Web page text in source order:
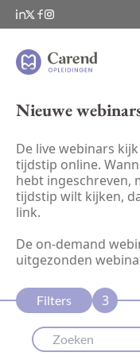
Nieuwe
De live webinars
tijdstip online.
hebt ingeschreven,
tijdstip wilt kijken,
link.
De on-demand
uitgezonden
Filters 3